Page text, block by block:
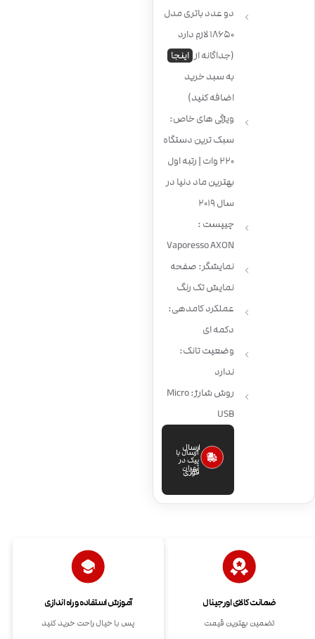
دو عدد باتری مدل
18650 لازم دارد
(جداگانه از اینجا
به سبد خرید
اضافه کنید)
ویژگی های خاص:
سبک ترین دستگاه
220 وات | رتبه اول
بهترین ماد دنیا در
سال 2019
چیپست :
Vaporesso AXON
نمایشگر: صفحه
نمایش تک رنگ
عملکرد کامدهی:
دکمه ای
وضعیت تانک:
ندارد
روش شارژ: Micro
USB
ارسال
فوری
ارسال با
پیک در
تهران
ضمانت کالای اورجینال
تضمین بهترین قیمت
آموزش استفاده و راه اندازی
پس با خیال راحت خرید کنید